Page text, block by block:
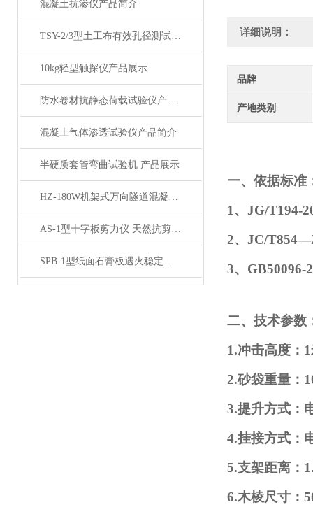
混凝土抗渗仪产品简介
TSY-2/3型土工布有效孔径测试仪产品展示
10kg轻型触探仪产品展示
防水卷材抗静态荷载试验仪产品展示
混凝土气体渗透试验仪产品简介
半硬质套管弯曲试验机 产品展示
HZ-180W机架式万向隧道混凝土钻孔取芯机 钻机产品展示
AS-1型十字板剪力仪 天然抗剪强度 剪力仪展示
SPB-1型纸面石膏板遇火稳定性测试仪产品展示
详细说明：
品牌
产地类别
一、依据标准
1、JG/T194-
2、JC/
3、GB50096-
二、技术参数
1.冲击高度：
2.砂袋重量：
3.提升方式：
4.挂接方式：
5.支架距离：
6.木棱尺寸：